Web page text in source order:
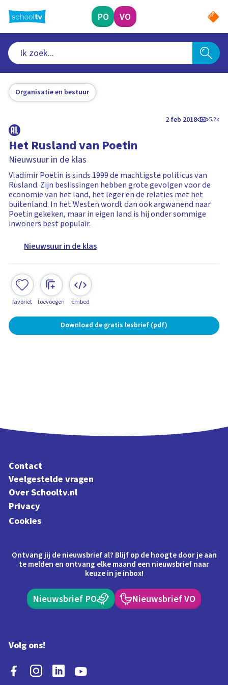
naar
hoofdinhoud
PO VO
Organisatie en bestuur
2 feb 2018 5.2k
Het Rusland van Poetin
Nieuwsuur in de klas
Vladimir Poetin is sinds 1999 de machtigste politicus van
Rusland. Zijn beslissingen hebben grote gevolgen voor de
economie van het land, het leger en de relaties met het
buitenland. In het Westen wordt dan ook argwanend naar
Poetin gekeken, maar in eigen land is hij onder sommige
inwoners best populair.
Nieuwsuur in de klas
favoriet toevoegen embed
Download de gratis lesbrief (pdf)
Contact
Veelgestelde vragen
Over Schooltv.nl
Privacy
Cookies
Ontvang jij de nieuwsbrief al? Blijf op de hoogte door je aan
te melden en ontvang elke maand een nieuwsbrief naar
keuze in je inbox!
Nieuwsbrief PO Nieuwsbrief VO
Volg ons!